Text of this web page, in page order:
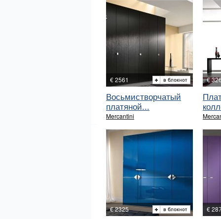
€ 2561
Восьмистворчатый
платяной...
Mercantini
€
€ 2325 €